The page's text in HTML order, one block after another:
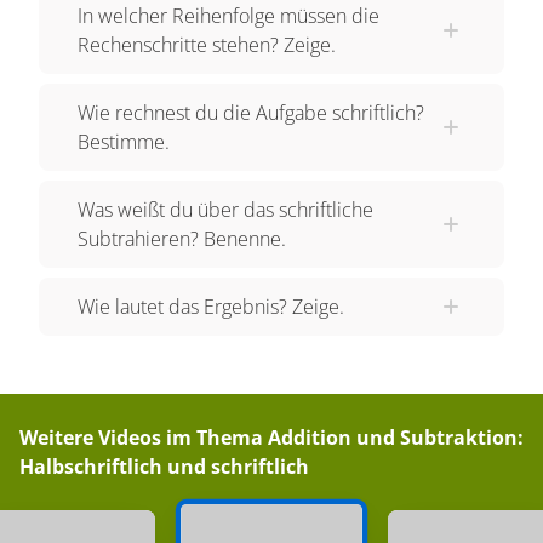
Einer? 4 Einer. Da wir EINER voneinander
abgezogen haben, schreiben wir die 4 dann in
Zehnern weitermachen. Was sind 5 Zehner minus
2 Zehner? 3 Zehner. Wir schreiben die 3 also in
Hunderter voneinander abziehen. Was sind 5
Ergebnis kannst du jetzt einfach ablesen: 434.
nun eine weitere Bestellung. In ihr befinden sich
32 Maiskörner. Um herauszufinden, wie viele
Maiskörner ihm dann übrig bleiben, rechnen wir
also 434 minus 32. 434 können wir direkt in der
In welcher Reihenfolge müssen die
Rechenschritte stehen? Zeige.
Wie rechnest du die Aufgabe schriftlich?
Bestimme.
Was weißt du über das schriftliche
Subtrahieren? Benenne.
Wie lautet das Ergebnis? Zeige.
Weitere Videos im Thema Addition und Subtraktion:
Halbschriftlich und schriftlich